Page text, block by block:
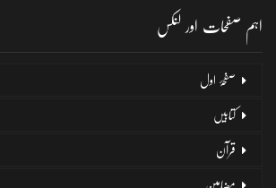
اہم صفحات اور لنکس
صفحۂ اول
کتابیں
قرآن
مضامین